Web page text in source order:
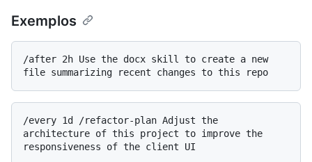
Exemplos
/after 2h Use the docx skill to create a new
/every 1d /refactor-plan Adjust the
architecture of this project to improve the